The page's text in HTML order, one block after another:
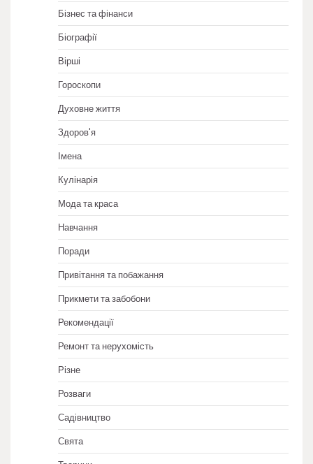
Бізнес та фінанси
Біографії
Вірші
Гороскопи
Духовне життя
Здоров'я
Імена
Кулінарія
Мода та краса
Навчання
Поради
Привітання та побажання
Прикмети та забобони
Рекомендації
Ремонт та нерухомість
Різне
Розваги
Садівництво
Свята